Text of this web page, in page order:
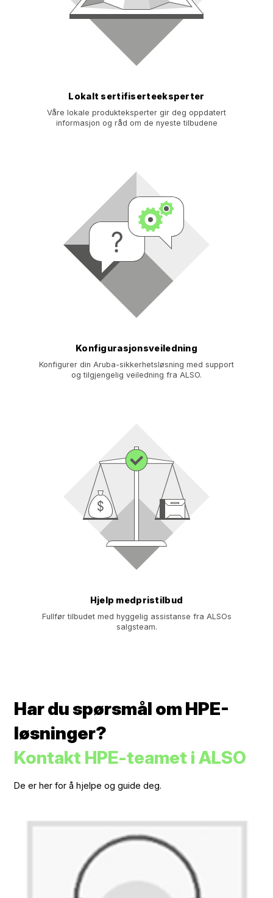
Lokalt sertifiserteeksperter
Våre lokale produkteksperter gir deg oppdatert
informasjon og råd om de nyeste tilbudene
Konfigurasjonsveiledning
Konfigurer din Aruba-sikkerhetsløsning med support
og tilgjengelig veiledning fra ALSO.
Hjelp medpristilbud
Fullfør tilbudet med hyggelig assistanse fra ALSOs
salgsteam.
Har du spørsmål om HPE-
løsninger?
Kontakt HPE-teamet i ALSO
De er her for å hjelpe og guide deg.